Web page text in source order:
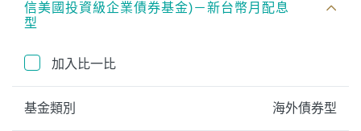
信美國投資級企業債券基金)－新台幣月配息
型
加入比一比
基金類別 海外債券型